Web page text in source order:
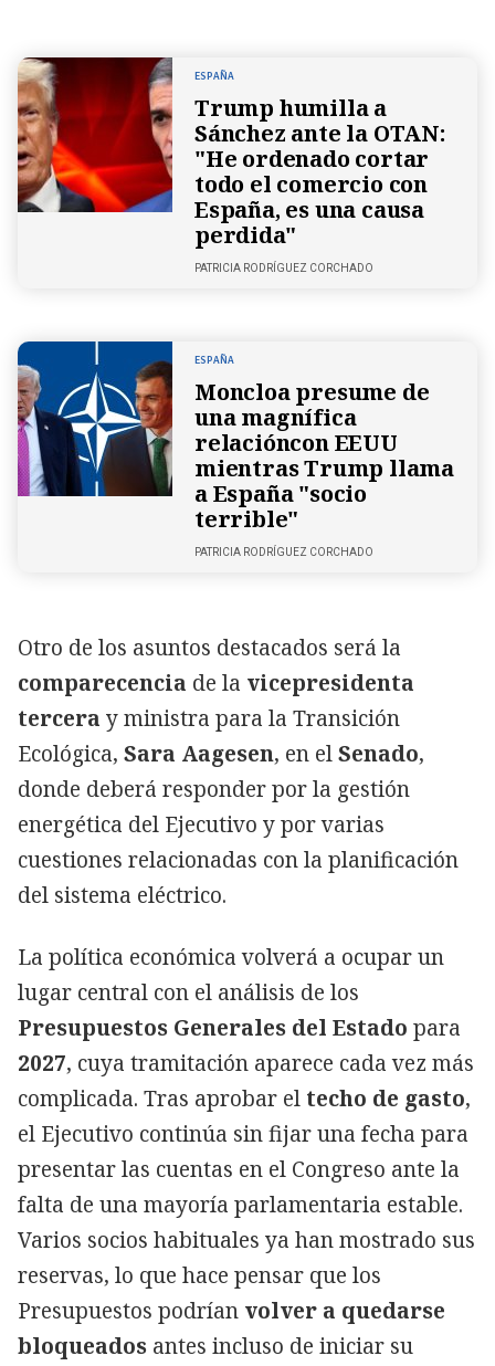
ESPAÑA
Trump humilla a
Sánchez ante la OTAN:
"He ordenado cortar
todo el comercio con
España, es una causa
perdida"
PATRICIA RODRÍGUEZ CORCHADO
ESPAÑA
Moncloa presume de
una magnífica
relacióncon EEUU
mientras Trump llama
a España "socio
terrible"
PATRICIA RODRÍGUEZ CORCHADO
Otro de los asuntos destacados será la
comparecencia de la vicepresidenta
tercera y ministra para la Transición
Ecológica, Sara Aagesen, en elSenado,
donde deberá responder por la gestión
energética del Ejecutivo y por varias
cuestiones relacionadas con la planificación
del sistema eléctrico.
La política económica volverá a ocupar un
lugar central con el análisis de los
Presupuestos Generales del Estado para
2027, cuya tramitación aparece cada vez más
complicada. Tras aprobar el techo de gasto,
el Ejecutivo continúa sin fijar una fecha para
presentar las cuentas en el Congreso ante la
falta de una mayoría parlamentaria estable.
Varios socios habituales ya han mostrado sus
reservas, lo que hace pensar que los
Presupuestos podrían volver a quedarse
bloqueados antes incluso de iniciar su